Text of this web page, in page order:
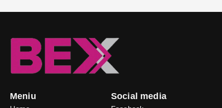
Meniu Social media